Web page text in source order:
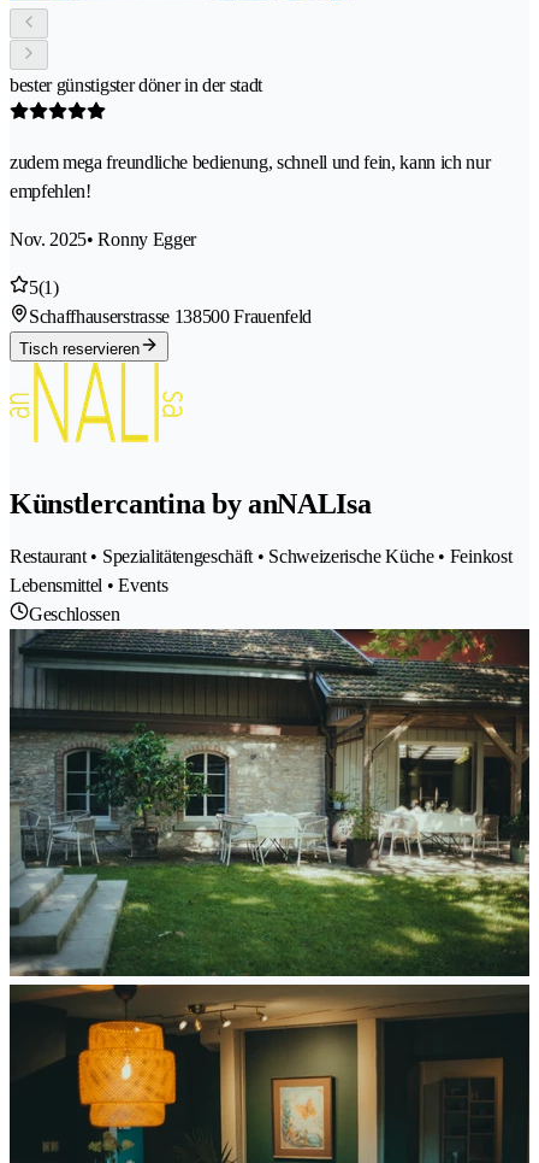
bester günstigster döner in der stadt
zudem mega freundliche bedienung, schnell und fein, kann ich nur
empfehlen!
Nov. 2025• Ronny Egger
5(1)
Schaffhauserstrasse 138500 Frauenfeld
Tisch reservieren
Künstlercantina by anNALIsa
Restaurant • Spezialitätengeschäft • Schweizerische Küche • Feinkost
Lebensmittel • Events
Geschlossen